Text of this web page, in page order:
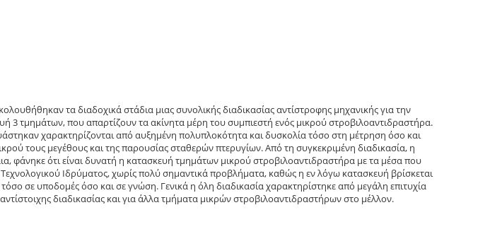
τα διαδοχικά στάδια μιας συνολικής διαδικασίας αντίστροφης μηχανικής για την
3 τμημάτων, που απαρτίζουν τα ακίνητα μέρη του συμπιεστή ενός μικρού στροβιλοαντιδραστήρα.
χαρακτηρίζονται από αυξημένη πολυπλοκότητα και δυσκολία τόσο στη μέτρηση όσο και
τους μεγέθους και της παρουσίας σταθερών πτερυγίων. Από τη συγκεκριμένη διαδικασία, η
φάνηκε ότι είναι δυνατή η κατασκευή τμημάτων μικρού στροβιλοαντιδραστήρα με τα μέσα που
Τεχνολογικού Ιδρύματος, χωρίς πολύ σημαντικά προβλήματα, καθώς η εν λόγω κατασκευή βρίσκεται
σε υποδομές όσο και σε γνώση. Γενικά η όλη διαδικασία χαρακτηρίστηκε από μεγάλη επιτυχία
διαδικασίας και για άλλα τμήματα μικρών στροβιλοαντιδραστήρων στο μέλλον.